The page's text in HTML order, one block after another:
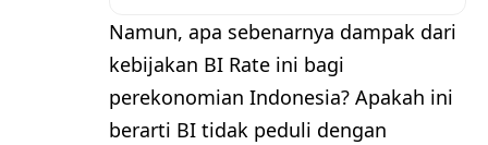
Namun, apa sebenarnya dampak dari
kebijakan BI Rate ini bagi
perekonomian Indonesia? Apakah ini
berarti BI tidak peduli dengan